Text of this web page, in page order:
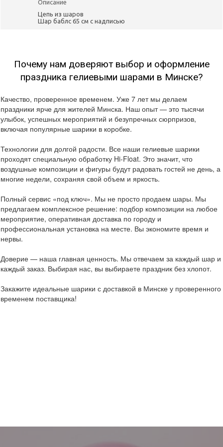
Описание
Цепь из шаров
Шар баблс 65 см с надписью
Почему нам доверяют выбор и оформление
праздника гелиевыми шарами в Минске?
Качество, проверенное временем. Уже 7 лет мы делаем
праздники ярче для жителей Минска. Наш опыт — это тысячи
улыбок, успешных мероприятий и безупречных сюрпризов,
включая популярные шарики в коробке.
Технологии для долгой радости. Все наши гелиевые шарики
проходят специальную обработку Hi-Float. Это значит, что
воздушные композиции и фигуры будут радовать гостей не день, а
многие недели, сохраняя свой объем и яркость.
Полный сервис «под ключ». Мы не просто продаем шары. Мы
предлагаем комплексное решение: подбор композиции на любое
мероприятие, оперативная доставка по городу и
профессиональная установка на месте. Вы экономите время и
нервы.
Доверие — наша главная ценность. Мы отвечаем за каждый шар и
каждый заказ. Выбирая нас, вы выбираете праздник без хлопот.
Закажите идеальные шарики с доставкой в Минске у проверенного
временем поставщика!